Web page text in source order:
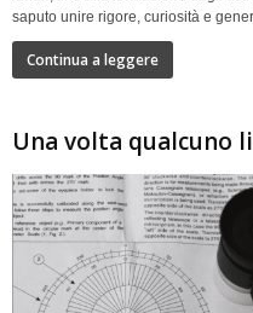
saputo unire rigore, curiosità e
Continua a leggere
Una volta qualcuno